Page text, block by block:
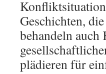
Geschichten,
behandeln auch
plädieren für